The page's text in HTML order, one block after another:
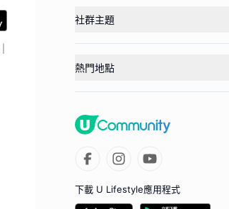
社群主題
熱門地點
下載 U Lifestyle應用程式